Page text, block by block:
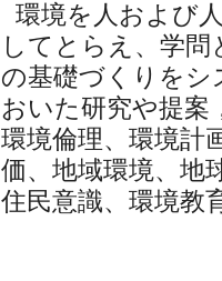
環境を人および
してとらえ、学
の基礎づくりを
おいた研究や提案
環境倫理、環境計
価、地域環境、地
住民意識、環境教